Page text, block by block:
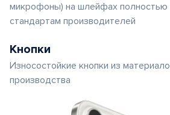
микрофоны) на шлейфах полностью
стандартам производителей
Кнопки
Износостойкие кнопки из
производства